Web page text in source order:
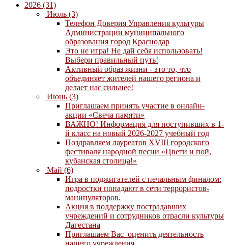
2026 (31)
Июль (3)
Телефон Доверия Управления культуры
Администрации муниципального
образования город Краснодар
Это не игра! Не дай себя использовать!
Выбери правильный путь!
Активный образ жизни - это то, что
объединяет жителей нашего региона и
делает нас сильнее!
Июнь (3)
Приглашаем принять участие в онлайн-
акции «Свеча памяти»
ВАЖНО! Информация для поступивших в 1-
й класс на новый 2026-2027 учебный год
Поздравляем лауреатов XVIII городского
фестиваля народной песни «Цвети и пой,
кубанская столица!»
Май (6)
Игра в поджигателей с печальным финалом:
подростки попадают в сети террористов-
манипуляторов.
Акция в поддержку пострадавших
учреждений и сотрудников отрасли культуры
Дагестана
Приглашаем Вас оценить деятельность